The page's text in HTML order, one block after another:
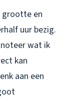
grootte en
uur bezig.
wat ik
kan
aan een